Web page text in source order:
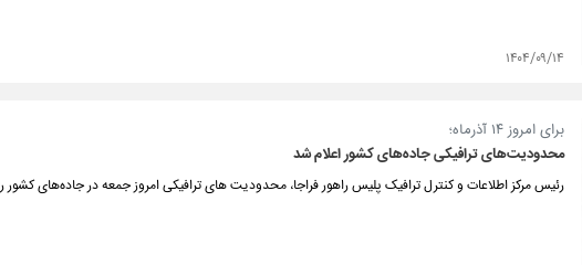
۱۴۰۴/۰۹/۱۴
برای امروز ۱۴ آذرماه؛
محدودیت‌های ترافیکی جاده‌های کشور اعلام شد
رئیس مرکز اطلاعات و کنترل ترافیک پلیس راهور فراجا، محدودیت های ترافیکی امروز جمعه در جاده‌های کشور را